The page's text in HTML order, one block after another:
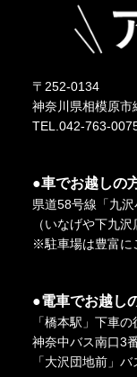
〒252-0134
神奈川県相模原市
TEL.042-763-
●車でお越しの
県道58号線「九
（いなげや下九沢
※駐車場は豊富に
●電車でお越し
「橋本駅」下車
神奈中バス南口3
「大沢団地前」